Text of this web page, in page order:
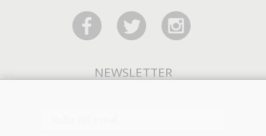
NEWSLETTER